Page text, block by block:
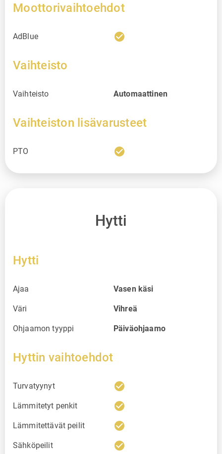
Moottorivaihtoehdot
AdBlue check_circle
Vaihteisto
Vaihteisto Automaattinen
Vaihteiston lisävarusteet
PTO check_circle
Hytti
Hytti
Ajaa Vasen käsi
Väri Vihreä
Ohjaamon tyyppi Päiväohjaamo
Hyttin vaihtoehdot
Turvatyynyt check_circle
Lämmitetyt penkit check_circle
Lämmitettävät peilit check_circle
Sähköpeilit check_circle